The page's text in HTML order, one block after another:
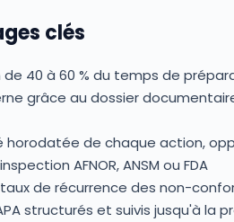
clés
de 40 à 60 % du temps de
grâce au dossier
horodatée de chaque action,
AFNOR, ANSM ou FDA
de récurrence des non-
structurés et suivis jusqu'à la